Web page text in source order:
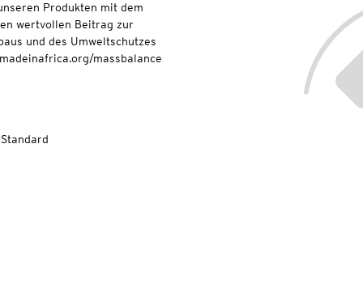
Produkten mit dem
wertvollen Beitrag zur
und des Umweltschutzes
massbalance